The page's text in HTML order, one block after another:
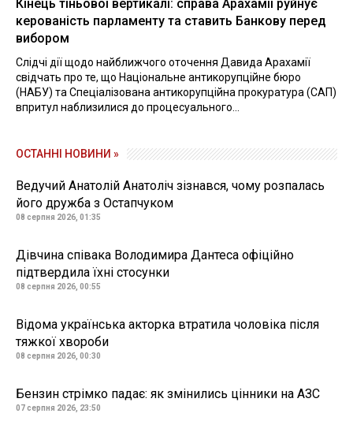
Кінець тіньової вертикалі: справа Арахамії руйнує
керованість парламенту та ставить Банкову перед
вибором
Слідчі дії щодо найближчого оточення Давида Арахамії
свідчать про те, що Національне антикорупційне бюро
(НАБУ) та Спеціалізована антикорупційна прокуратура (САП)
впритул наблизилися до процесуального...
ОСТАННІ НОВИНИ »
Ведучий Анатолій Анатоліч зізнався, чому розпалась
його дружба з Остапчуком
08 серпня 2026, 01:35
Дівчина співака Володимира Дантеса офіційно
підтвердила їхні стосунки
08 серпня 2026, 00:55
Відома українська акторка втратила чоловіка після
тяжкої хвороби
08 серпня 2026, 00:30
Бензин стрімко падає: як змінились цінники на АЗС
07 серпня 2026, 23:50